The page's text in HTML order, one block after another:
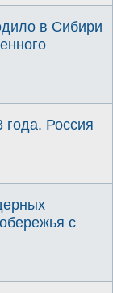
в Сибири
года. Россия
с